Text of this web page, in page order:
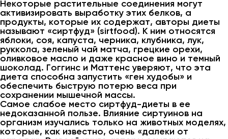
Некоторые растительные соединения могут
активизировать выработку этих белков, а
продукты, которые их содержат, авторы диеты
называют «сиртфуд» (sirtfood). К ним относятся
яблоки, соя, капуста, черника, клубника, лук,
руккола, зеленый чай матча, грецкие орехи,
оливковое масло и даже красное вино и темный
шоколад. Гоггинс и Маттенс уверяют, что эта
диета способна запустить «ген худобы» и
обеспечить быструю потерю веса при
сохранении мышечной массы.
Самое слабое место сиртфуд-диеты в ее
недоказанной пользе. Влияние сиртуинов на
организм изучались только на животных моделях,
которые, как известно, очень «далеки от